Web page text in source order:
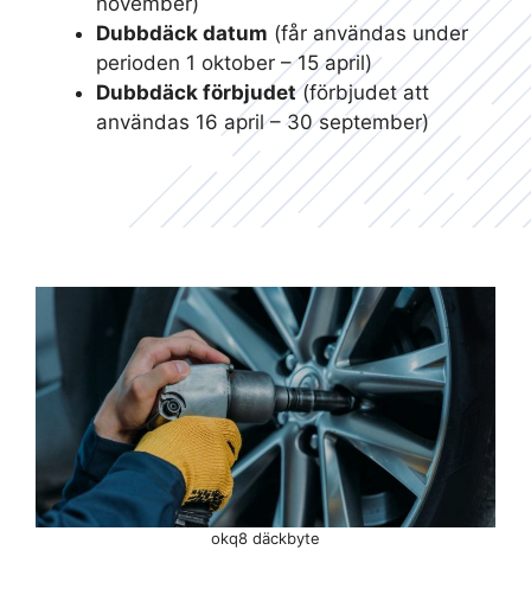
Dubbdäck datum (får användas under
perioden 1 oktober – 15 april)
Dubbdäck förbjudet(förbjudet att
användas 16 april – 30 september)
okq8 däckbyte